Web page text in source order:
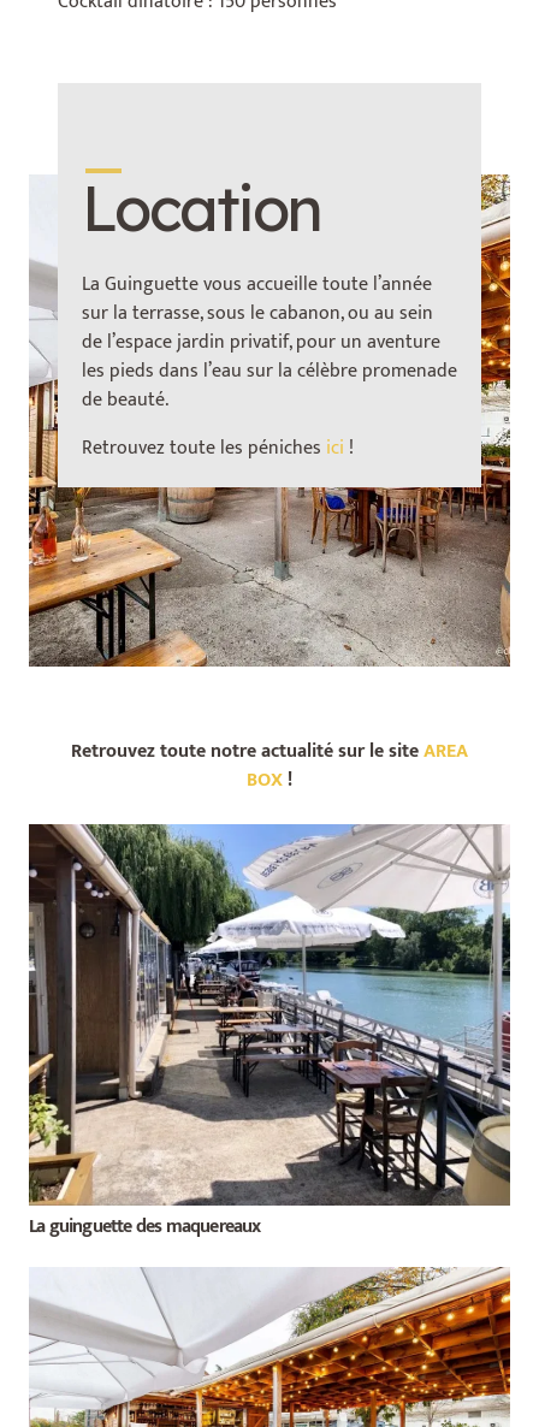
Location
La Guinguette vous accueille toute l’année
sur la terrasse, sous le cabanon, ou au sein
de l’espace jardin privatif, pour un aventure
les pieds dans l’eau sur la célèbre promenade
de beauté.
Retrouvez toute les péniches ici !
Retrouvez toute notre actualité sur le siteAREA
BOX!
La guinguette des maquereaux